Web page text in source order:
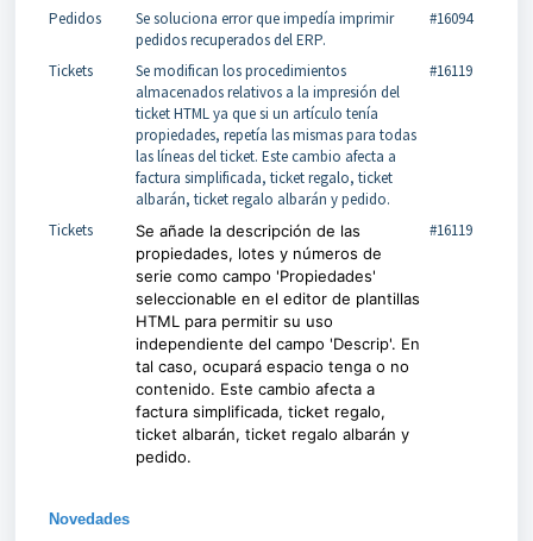
Pedidos
Se soluciona error que impedía imprimir
pedidos recuperados del ERP.
#16094
Tickets
Se modifican los procedimientos
almacenados relativos a la impresión del
ticket HTML ya que si un artículo tenía
propiedades, repetía las mismas para todas
las líneas del ticket. Este cambio afecta a
factura simplificada, ticket regalo, ticket
albarán, ticket regalo albarán y pedido.
#16119
Tickets
Se añade la descripción de las
propiedades, lotes y números de
serie como campo 'Propiedades'
seleccionable en el editor de plantillas
HTML para permitir su uso
independiente del campo 'Descrip'. En
tal caso, ocupará espacio tenga o no
contenido. Este cambio afecta a
factura simplificada, ticket regalo,
ticket albarán, ticket regalo albarán y
pedido.
#16119
Novedades